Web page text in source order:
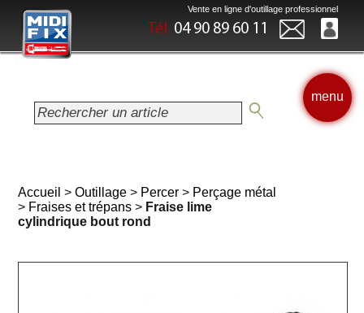
Vente en ligne d'outillage professionnel
Tél. 04 90 89 60 11
menu
Accueil >Outillage > Percer > Perçage métal
> Fraises et trépans > Fraise lime
cylindrique bout rond